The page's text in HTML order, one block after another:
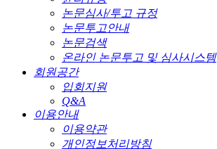
논문심사/투고 규정
논문투고안내
논문검색
온라인 논문투고 및 심사시스템
회원공간
입회지원
Q&A
이용안내
이용약관
개인정보처리방침